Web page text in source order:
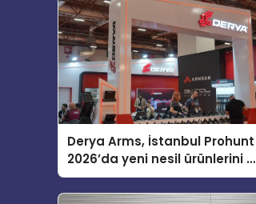
Derya Arms, İstanbul Prohunt
2026’da yeni nesil ürünlerini ve
global marka vizyonunu
sergiledi